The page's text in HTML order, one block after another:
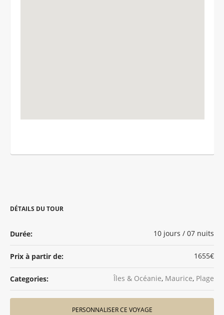
DÉTAILS DU TOUR
Durée: 10 jours / 07 nuits
Prix à partir de: 1655€
Categories: Îles & Océanie, Maurice, Plage
PERSONNALISER CE VOYAGE